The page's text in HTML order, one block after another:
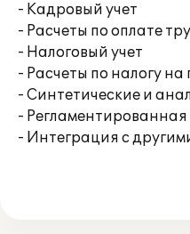
- Кадровый учет
- Расчеты по оплате
- Налоговый учет
- Расчеты по налогу на
- Синтетические и
- Регламентированная
- Интеграция с